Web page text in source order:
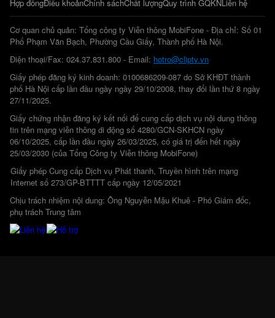
Hợp đồngĐiều khoảnChính sáchChất lượngQuy trình GQKNLiên hệ
Cơ quan chủ quản: Tổng công ty Viễn thông MobiFone - Địa chỉ: Số 01
Phố Phạm Văn Bạch, Phường Cầu Giấy, Thành phố Hà Nội.
Điện thoại/Fax: 024.37.831.800 - Email: hotro@cliptv.vn
Giấy phép đăng ký kinh doanh: 0100686209-087 do Sở KHĐT thành
phố Hà Nội cấp lần đầu ngày ngày 29/10/2008, thay đổi lần thứ 8 ngày
27/11/2025.
Giấy chứng nhận đăng ký kết nối để cung cấp dịch vụ nội dung thông
tin trên mạng viễn thông di động số 4280/GCN-SKHCN ngày
06/10/2025, cấp lần đầu ngày 26/03/2025, có giá trị đến hết ngày
25/03/2030 (của Tổng Công ty Viễn thông MobiFone)
Giấy phép Cung cấp Dịch vụ Phát thanh, Truyền hình trên mạng
Internet số 273/GP-BTTTT cấp ngày 12/05/2021
Chịu trách nhiệm nội dung: Ông Nguyễn Mậu Khuê - Phó Giám đốc,
phụ trách Trung tâm